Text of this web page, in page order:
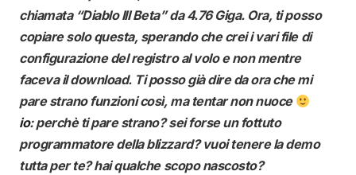
chiamata “Diablo III Beta” da 4.76 Giga. Ora, ti posso
copiare solo questa, sperando che crei i vari file di
configurazione del registro al volo e non mentre
faceva il download. Ti posso già dire da ora che mi
pare strano funzioni così, ma tentar non nuoce
io: perchè ti pare strano? sei forse un fottuto
programmatore della blizzard? vuoi tenere la demo
tutta per te? hai qualche scopo nascosto?